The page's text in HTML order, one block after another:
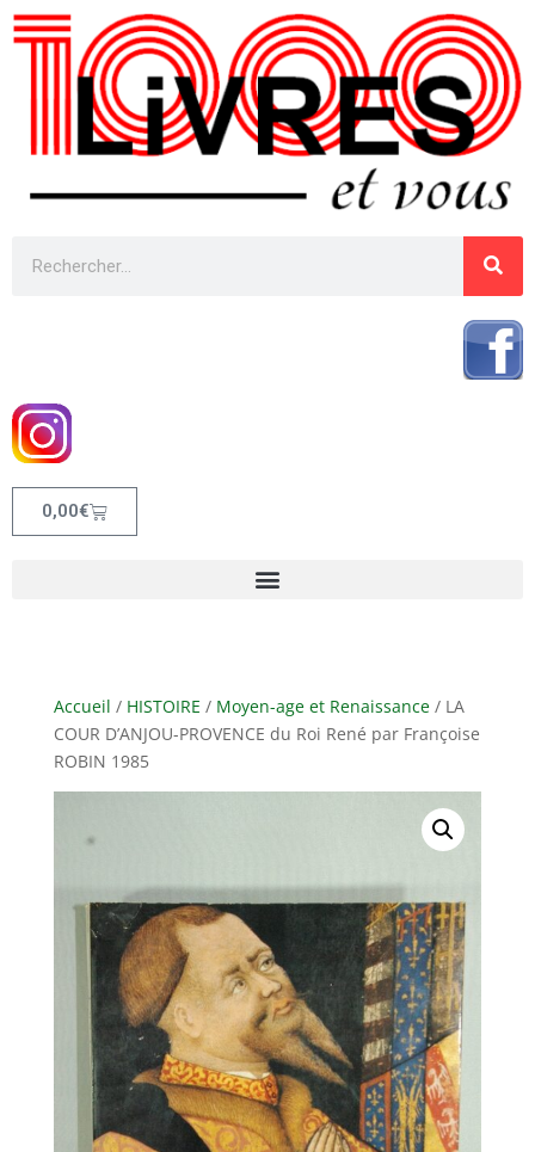
0,00€
Accueil / HISTOIRE / Moyen-age et Renaissance/ LA
COUR D’ANJOU-PROVENCE du Roi René par Françoise
ROBIN 1985